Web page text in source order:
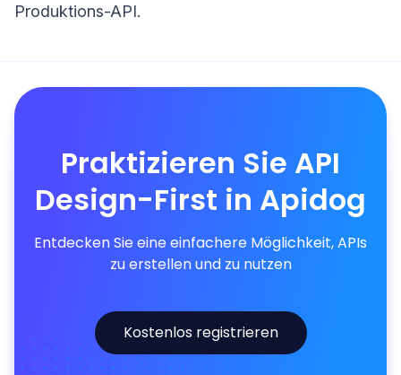
Produktions-API.
Praktizieren Sie API
Design-First in Apidog
Entdecken Sie eine einfachere Möglichkeit, APIs
zu erstellen und zu nutzen
Kostenlos registrieren